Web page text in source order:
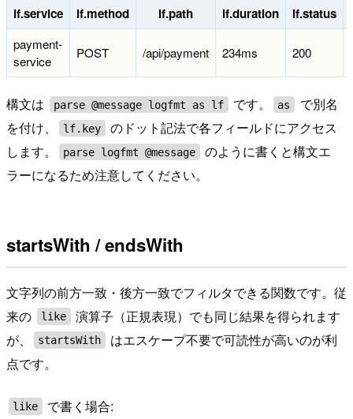
lf.service lf.method lf.path lf.duration lf.status
payment-
service
POST /api/payment 234ms 200
構文は parse @message logfmt as lf です。 as
で別名
を付け、
lf.key
のドット記法で各フィールドにアクセス
します。
parse logfmt @message
のように書くと構文エ
ラーになるため注意してください。
startsWith / endsWith
文字列の前方一致・後方一致でフィルタできる関数です。従
来の
like
演算子（正規表現）でも同じ結果を得られます
が、
startsWith
はエスケープ不要で可読性が高いのが利
点です。
like で書く場合: